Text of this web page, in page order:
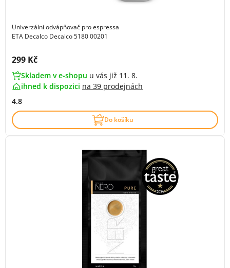
Univerzální odvápňovač pro espressa
ETA Decalco Decalco 5180 00201
Cena s DPH:
299 Kč
Skladem v e-shopu u vás již 11. 8.
ihned k dispozici na 39 prodejnách
4.8
Do košíku